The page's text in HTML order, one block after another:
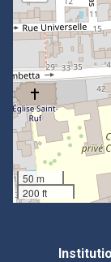
50 m
200 ft